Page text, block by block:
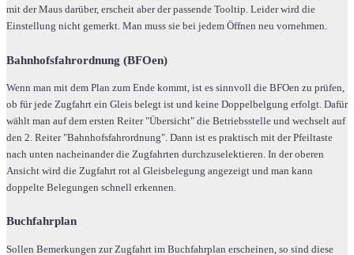
mit der Maus darüber, erscheit aber der passende Tooltip. Leider wird die
Einstellung nicht gemerkt. Man muss sie bei jedem Öffnen neu vornehmen.
Bahnhofsfahrordnung (BFOen)
Wenn man mit dem Plan zum Ende kommt, ist es sinnvoll die BFOen zu prüfen,
ob für jede Zugfahrt ein Gleis belegt ist und keine Doppelbelgung erfolgt. Dafür
wählt man auf dem ersten Reiter "Übersicht" die Betriebsstelle und wechselt auf
den 2. Reiter "Bahnhofsfahrordnung". Dann ist es praktisch mit der Pfeiltaste
nach unten nacheinander die Zugfahrten durchzuselektieren. In der oberen
Ansicht wird die Zugfahrt rot al Gleisbelegung angezeigt und man kann
doppelte Belegungen schnell erkennen.
Buchfahrplan
Sollen Bemerkungen zur Zugfahrt im Buchfahrplan erscheinen, so sind diese